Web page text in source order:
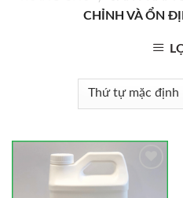
CHỈNH VÀ ỔN
Wishlist